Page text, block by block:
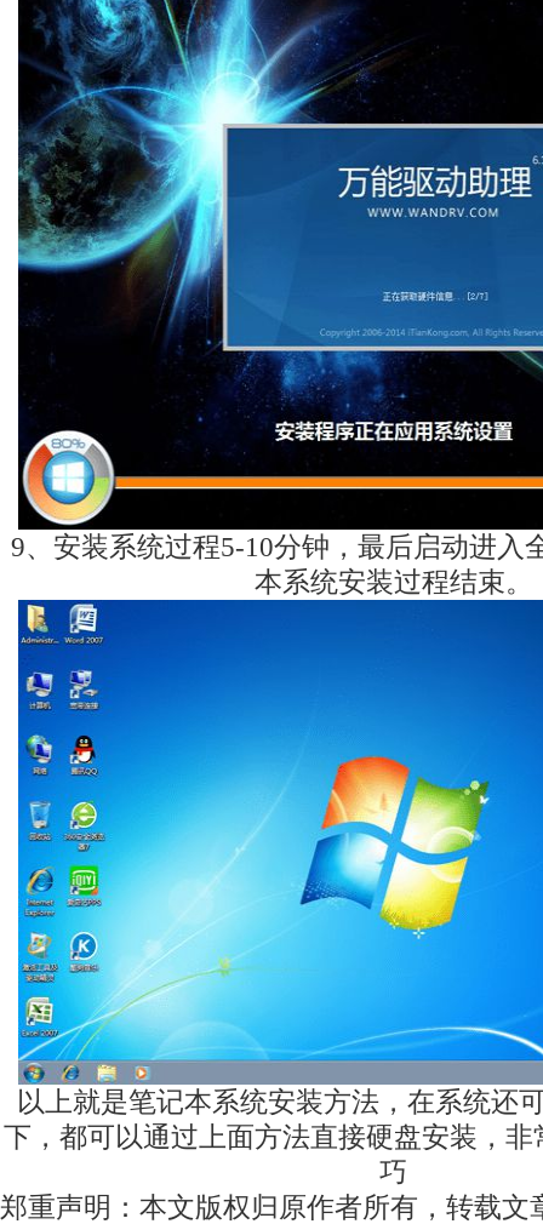
9、安装系统过程5-10分钟，最后启动进入
本系统安装过程结束。
以上就是笔记本系统安装方法，在系统还
下，都可以通过上面方法直接硬盘安装，非
巧
郑重声明：本文版权归原作者所有，转载文